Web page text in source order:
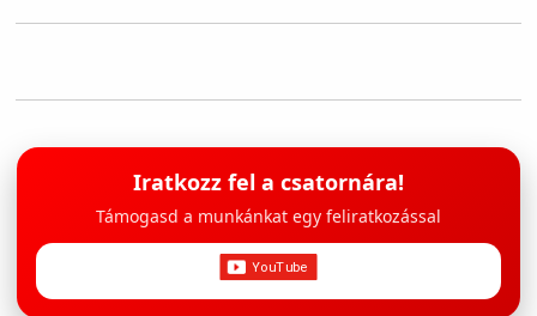
Iratkozz fel a csatornára!
Támogasd a munkánkat egy feliratkozással